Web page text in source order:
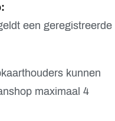
een geregistreerde
kunnen
maximaal 4